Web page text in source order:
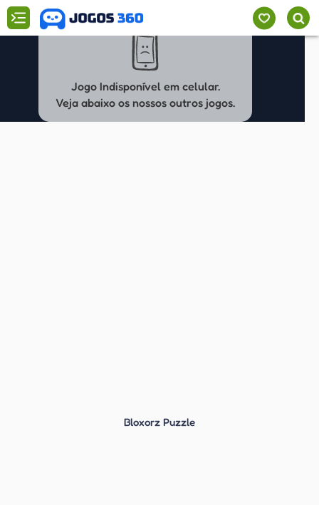
Jogo Indisponível em celular.
Veja abaixo os nossos outros jogos.
Bloxorz Puzzle